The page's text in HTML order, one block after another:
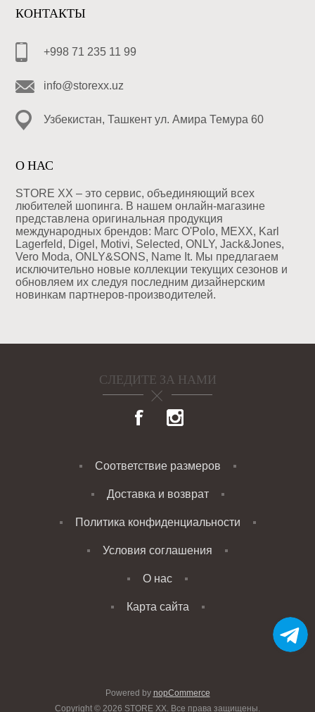
КОНТАКТЫ
+998 71 235 11 99
info@storexx.uz
Узбекистан, Ташкент ул. Амира Темура 60
О НАС
STORE XX – это сервис, объединяющий всех
любителей шопинга. В нашем онлайн-магазине
представлена оригинальная продукция
международных брендов: Marc O'Polo, MEXX, Karl
Lagerfeld, Digel, Motivi, Selected, ONLY, Jack&Jones,
Vero Moda, ONLY&SONS, Name It. Мы предлагаем
исключительно новые коллекции текущих сезонов и
обновляем их следуя последним дизайнерским
новинкам партнеров-производителей.
СЛЕДИТЕ ЗА НАМИ
Соответствие размеров
Доставка и возврат
Политика конфиденциальности
Условия соглашения
О нас
Карта сайта
Powered by nopCommerce
Copyright © 2026 STORE XX. Все права защищены.